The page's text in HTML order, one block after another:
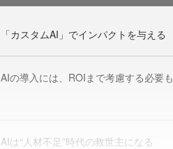
「カスタムAI」でインパクトを与える
AIの導入には、ROIまで考慮する必要も
AIは“人材不足”時代の救世主になる